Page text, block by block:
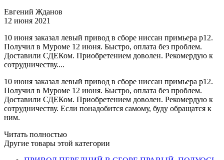
Евгений Жданов
12 июня 2021
10 июня заказал левый привод в сборе ниссан примьера р12.
Получил в Муроме 12 июня. Быстро, оплата без проблем.
Доставили СДЕКом. Приобретением доволен. Рекомердую к
сотрудничеству....
10 июня заказал левый привод в сборе ниссан примьера р12.
Получил в Муроме 12 июня. Быстро, оплата без проблем.
Доставили СДЕКом. Приобретением доволен. Рекомердую к
сотрудничеству. Если понадобится самому, буду обращатся к
ним.
Читать полностью
Другие товары этой категории